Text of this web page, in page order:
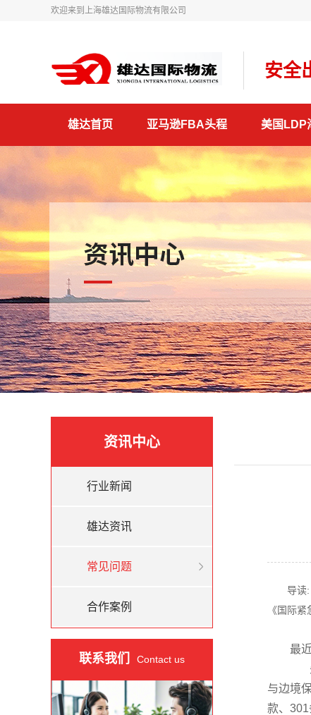
欢迎来到上海雄达国际物流有限公司
安全
雄达首页 亚马逊FBA头程 美国LDP
资讯中心
行业新闻
雄达资讯
常见问题
合作案例
联系我们 Contact us
导读
《国际
最近，
先
与边境
款、301